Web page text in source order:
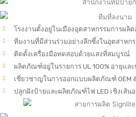
โรงงานตั้งอยู่ในเมืองอุตสาหกรรมการผลิต
ทีมงานที่มีส่วนร่วมอย่างลึกซึ้งในอุตสาหก
ติดตั้งเครื่องมือทดสอบด้วยแสงที่สมบูรณ์
ผลิตภัณฑ์อยู่ในรายการ UL 100% อายุแล
เชี่ยวชาญในการออกแบบผลิตภัณฑ์ OEM
ปลูกฝังป้ายและผลิตภัณฑ์ไฟ LED เชิงเส้น